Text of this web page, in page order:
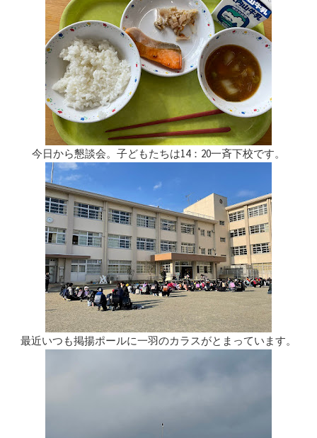
今日から懇談会。子どもたちは14：20一斉下校です。
最近いつも掲揚ポールに一羽のカラスがとまっています。